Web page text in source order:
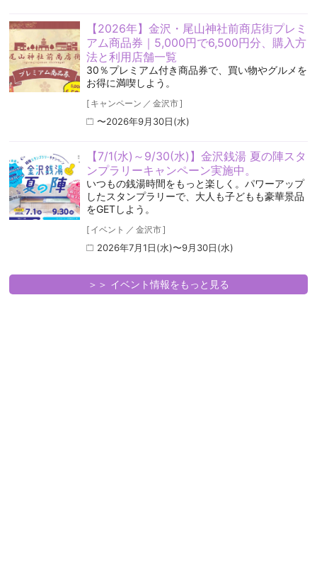
【2026年】金沢・尾山神社前商店街プレミ
アム商品券｜5,000円で6,500円分、購入方
法と利用店舗一覧
30％プレミアム付き商品券で、買い物やグルメを
お得に満喫しよう。
[ キャンペーン ／ 金沢市]
〜2026年9月30日(水)
【7/1(水)～9/30(水)】金沢銭湯 夏の陣スタ
ンプラリーキャンペーン実施中。
いつもの銭湯時間をもっと楽しく。パワーアップ
したスタンプラリーで、大人も子どもも豪華景品
をGETしよう。
[ イベント ／ 金沢市]
2026年7月1日(水)〜9月30日(水)
＞＞ イベント情報をもっと見る